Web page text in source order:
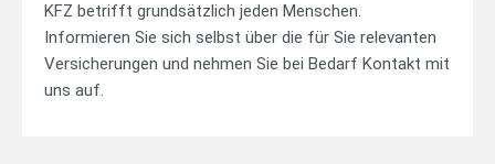
KFZ betrifft grundsätzlich jeden Menschen.
Informieren Sie sich selbst über die für Sie relevanten
Versicherungen und nehmen Sie bei Bedarf Kontakt mit
uns auf.